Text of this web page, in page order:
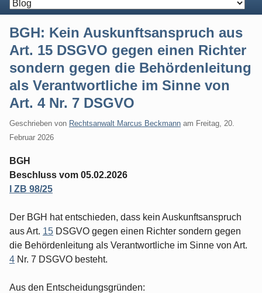
BGH: Kein Auskunftsanspruch aus
Art. 15 DSGVO gegen einen Richter
sondern gegen die Behördenleitung
als Verantwortliche im Sinne von
Art. 4 Nr. 7 DSGVO
Geschrieben von Rechtsanwalt Marcus Beckmann am Freitag, 20.
Februar 2026
BGH
Beschluss vom 05.02.2026
I ZB 98/25
Der BGH hat entschieden, dass kein Auskunftsanspruch
aus Art. 15 DSGVO gegen einen Richter sondern gegen
die Behördenleitung als Verantwortliche im Sinne von Art.
4 Nr. 7 DSGVO besteht.
Aus den Entscheidungsgründen: